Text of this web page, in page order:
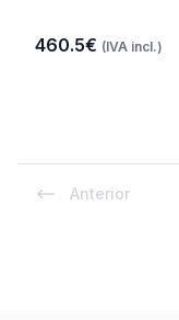
460.5€ (IVA incl.)
Anterior